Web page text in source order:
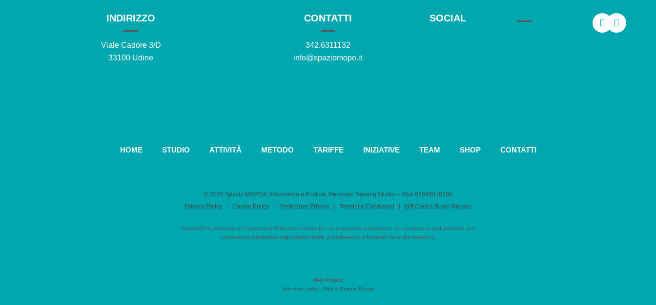
INDIRIZZO
Viale Cadore 3/D
33100 Udine
CONTATTI
342.6311132
info@spaziomopo.it
SOCIAL
HOME STUDIO ATTIVITÀ METODO TARIFFE INIZIATIVE TEAM SHOP CONTATTI
© 2026 Spazio MOPO®, Movimento e Postura, Personal Training Studio – P.Iva 0​2945010300
Privacy Policy
Cookie Policy Preferenze Privacy Termini e Condizioni Gift Card e Buoni Regalo
SpazioMOPO partecipa al Programma di Affiliazione Amazon EU, un programma di affiliazione che consente ai siti di percepire una
commissione pubblicitaria dagli acquisti idonei, pubblicizzando e fornendo link al sito Amazon.it.
Web Project
Valentina Linda – Web & Graphic Design